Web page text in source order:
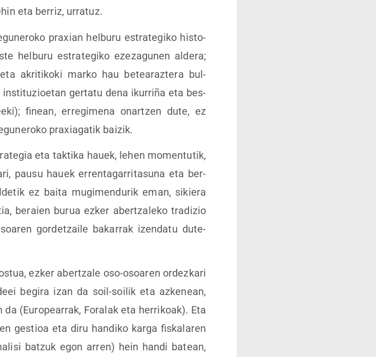
eta berriz, urratuz.
pra­xian hel­bu­ru estra­te­gi­ko his­to­
hel­bu­ru estra­te­gi­ko eze­za­gu­nen alde­ra;
akri­ti­ko­ki mar­ko hau betea­raz­te­ra bul­
ins­ti­tu­zioe­tan ger­ta­tu dena iku­rri­ña eta bes­
finean, erre­gi­me­na onar­tzen dute, ez
pra­xia­ga­tik baizik.
eta tak­ti­ka hauek, lehen momen­tu­tik,
pau­su hauek erren­ta­ga­rri­ta­su­na eta ber­
ez bai­ta mugi­men­du­rik eman, sikie­ra
beraien burua ezker aber­tza­le­ko tra­di­zio
gor­detzai­le baka­rrak izen­da­tu dute­
ezker aber­tza­le oso-osoa­ren ordez­ka­ri
begi­ra izan da soil-soi­lik eta azke­nean,
(Euro­pea­rrak, Fora­lak eta herri­koak). Eta
ges­tioa eta diru han­di­ko kar­ga fis­ka­la­ren
batzuk egon arren) hein han­di batean,